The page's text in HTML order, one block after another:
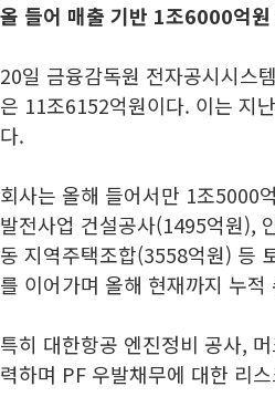
올 들어 매출 기반 1조6000억
20일 금융감독원 전자공시시스
은 11조6152억원이다. 이는 지
다.
회사는 올해 들어서만 1조5000
발전사업 건설공사(1495억원),
동 지역주택조합(3558억원) 등
를 이어가며 올해 현재까지 누
특히 대한항공 엔진정비 공사,
력하며 PF 우발채무에 대한 리